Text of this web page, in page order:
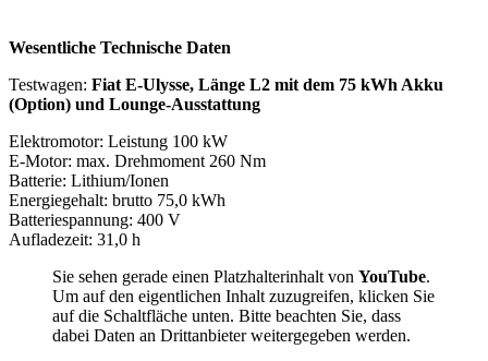
Wesentliche Technische Daten
Testwagen: Fiat E-Ulysse, Länge L2 mit dem 75 kWh Akku
(Option) und Lounge-Ausstattung
Elektromotor: Leistung 100 kW
E-Motor: max. Drehmoment 260 Nm
Batterie: Lithium/Ionen
Energiegehalt: brutto 75,0 kWh
Batteriespannung: 400 V
Aufladezeit: 31,0 h
Sie sehen gerade einen Platzhalterinhalt von YouTube.
Um auf den eigentlichen Inhalt zuzugreifen, klicken Sie
auf die Schaltfläche unten. Bitte beachten Sie, dass
dabei Daten an Drittanbieter weitergegeben werden.